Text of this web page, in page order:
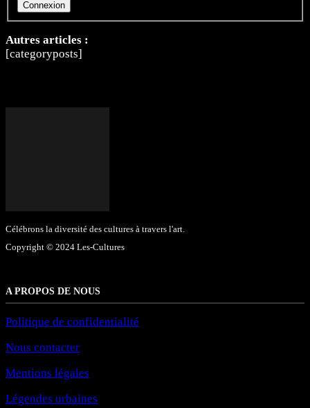
Connexion
Autres articles :
[categoryposts]
Célébrons la diversité des cultures à travers l'art.
Copyright © 2024 Les-Cultures
A PROPOS DE NOUS
Politique de confidentialité
Nous contacter
Mentions légales
Légendes urbaines